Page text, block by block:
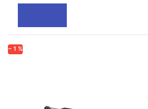
− 1 %